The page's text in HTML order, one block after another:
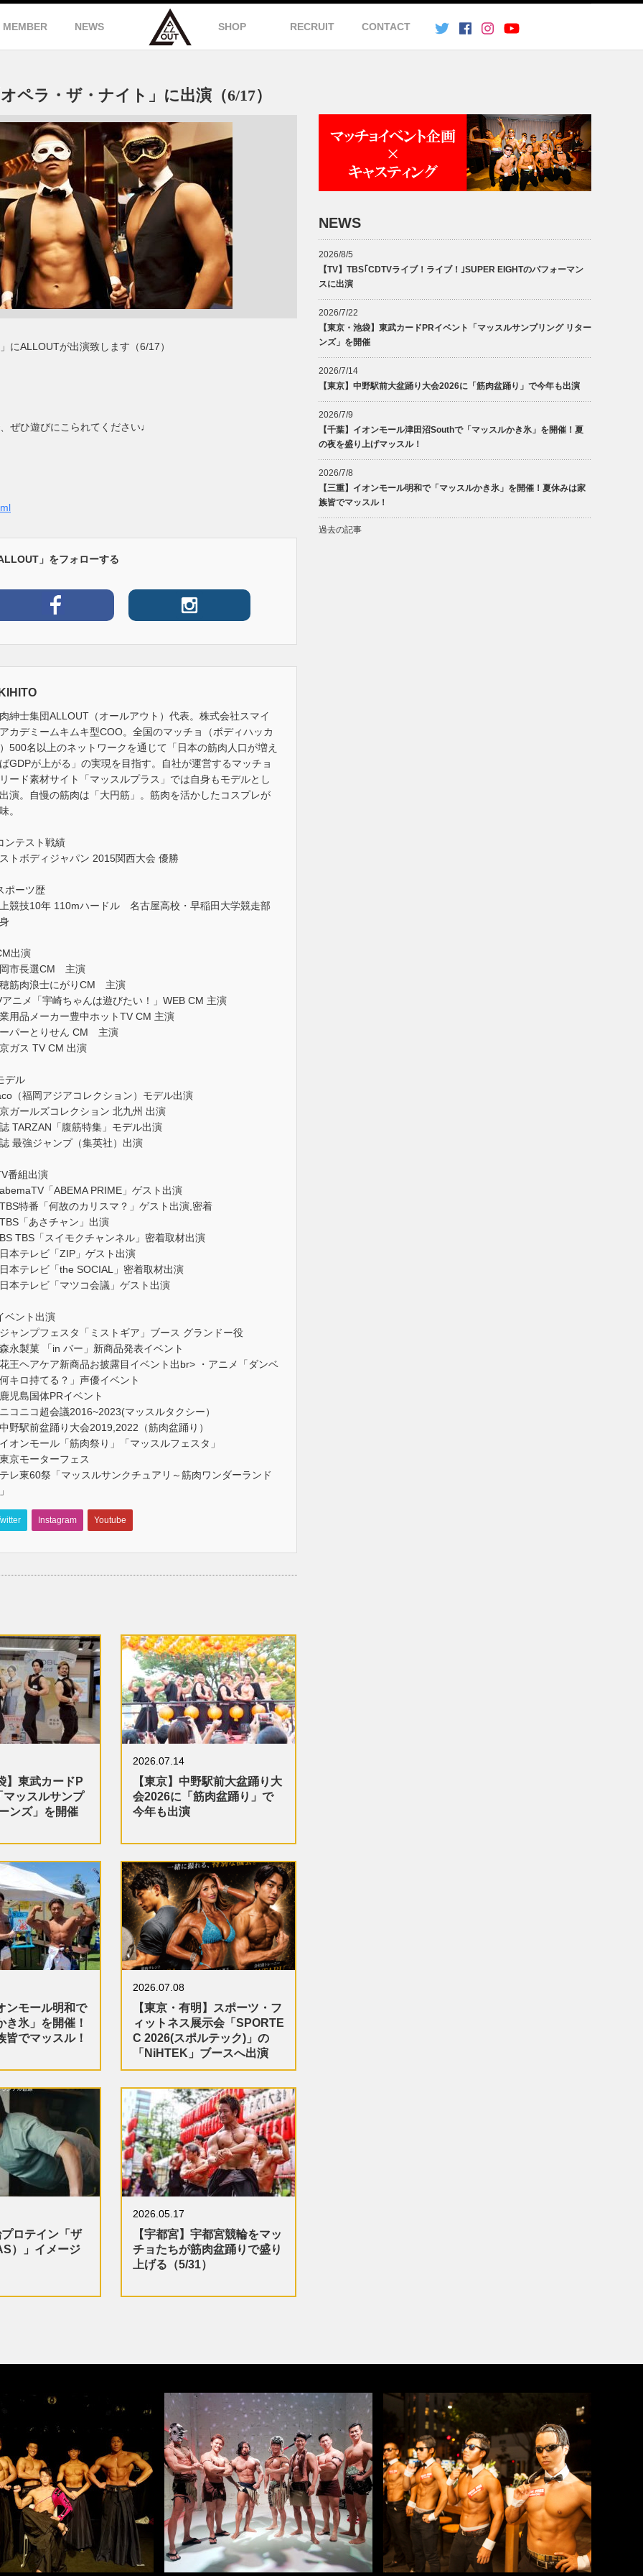
MEMBER NEWS SHOP RECRUIT CONTACT
ペラ・ザ・ナイト」に出演（6/17）
にALLOUTが出演致します（6/17）
ぜひ遊びにこられてください♩
ALLOUT」をフォローする
紳士集団ALLOUT（オールアウト）代表。株式会社スマイ
カデミームキムキ型COO。全国のマッチョ（ボディハッカ
500名以上のネットワークを通じて「日本の筋肉人口が増え
GDPが上がる」の実現を目指す。自社が運営するマッチョ
ード素材サイト「マッスルプラス」では自身もモデルとし
演。自慢の筋肉は「大円筋」。筋肉を活かしたコスプレが
。
ンテスト戦績
トボディジャパン 2015関西大会 優勝
ポーツ歴
競技10年 110mハードル 名古屋高校・早稲田大学競走部
出演
市長選CM 主演
筋肉浪士にがりCM 主演
アニメ「宇崎ちゃんは遊びたい！」WEB CM 主演
用品メーカー豊中ホットTV CM 主演
パーとりせん CM 主演
ガス TV CM 出演
デル
（福岡アジアコレクション）モデル出演
ガールズコレクション 北九州 出演
TARZAN「腹筋特集」モデル出演
最強ジャンプ（集英社）出演
番組出演
abemaTV「ABEMA PRIME」ゲスト出演
TBS特番「何故のカリスマ？」ゲスト出演,密着
TBS「あさチャン」出演
BS TBS「スイモクチャンネル」密着取材出演
日本テレビ「ZIP」ゲスト出演
日本テレビ「the SOCIAL」密着取材出演
日本テレビ「マツコ会議」ゲスト出演
ベント出演
ジャンプフェスタ「ミストギア」ブース グランドー役
森永製菓 「in バー」新商品発表イベント
花王ヘアケア新商品お披露目イベント出br> ・アニメ「ダンベ
キロ持てる？」声優イベント
鹿児島国体PRイベント
ニコニコ超会議2016~2023(マッスルタクシー）
中野駅前盆踊り大会2019,2022（筋肉盆踊り）
イオンモール「筋肉祭り」「マッスルフェスタ」
東京モーターフェス
テレ東60祭「マッスルサンクチュアリ～筋肉ワンダーランド
Instagram Youtube
】東武カードP
マッスルサンプ
ンズ」を開催
2026.07.14
【東京】中野駅前大盆踊り大
会2026に「筋肉盆踊り」で
今年も出演
ンモール明和で
き氷」を開催！
皆でマッスル！
2026.07.08
【東京・有明】スポーツ・フ
ィットネス展示会「SPORTE
C 2026(スポルテック)」の
「NiHTEK」ブースへ出演
プロテイン「ザ
）」イメージ
2026.05.17
【宇都宮】宇都宮競輪をマッ
チョたちが筋肉盆踊りで盛り
上げる（5/31）
NEWS
2026/8/5
【TV】TBS｢CDTVライブ！ライブ！｣SUPER EIGHTのパフォーマン
スに出演
2026/7/22
【東京・池袋】東武カードPRイベント「マッスルサンプリング リター
ンズ」を開催
2026/7/14
【東京】中野駅前大盆踊り大会2026に「筋肉盆踊り」で今年も出演
2026/7/9
【千葉】イオンモール津田沼Southで「マッスルかき氷」を開催！夏
の夜を盛り上げマッスル！
2026/7/8
【三重】イオンモール明和で「マッスルかき氷」を開催！夏休みは家
族皆でマッスル！
過去の記事